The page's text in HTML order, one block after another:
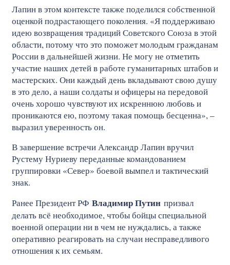
Лапин в этом контексте также поделился собственной
оценкой подрастающего поколения. «Я поддерживаю
идею возвращения традиций Советского Союза в этой
области, потому что это поможет молодым гражданам
России в дальнейшей жизни. Не могу не отметить
участие наших детей в работе гуманитарных штабов и
мастерских. Они каждый день вкладывают свою душу
в это дело, а наши солдаты и офицеры на передовой
очень хорошо чувствуют их искреннюю любовь и
проникаются ею, поэтому такая помощь бесценна», –
выразил уверенность он.
В завершение встречи Александр Лапин вручил
Рустему Нуриеву переданные командованием
группировки «Север» боевой вымпел и тактический
знак.
Ранее Президент РФ Владимир Путин призвал
делать всё необходимое, чтобы бойцы специальной
военной операции ни в чем не нуждались, а также
оперативно реагировать на случаи несправедливого
отношения к их семьям.